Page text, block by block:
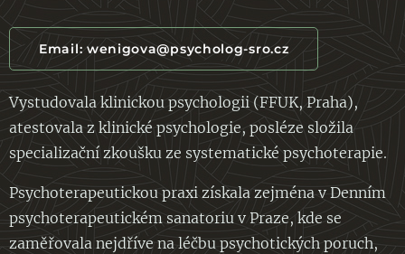
Email: wenigova@psycholog-sro.cz
Vystudovala klinickou psychologii (FFUK, Praha),
atestovala z klinické psychologie, posléze složila
specializační zkoušku ze systematické psychoterapie.
Psychoterapeutickou praxi získala zejména v Denním
psychoterapeutickém sanatoriu v Praze, kde se
zaměřovala nejdříve na léčbu psychotických poruch,